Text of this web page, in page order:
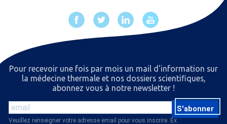
Pour recevoir une fois par mois un mail d'information sur
la médecine thermale et nos dossiers scientiﬁques,
abonnez vous à notre newsletter !
S'abonner
Veuillez renseigner votre adresse email pour vous inscrire. Ex. :